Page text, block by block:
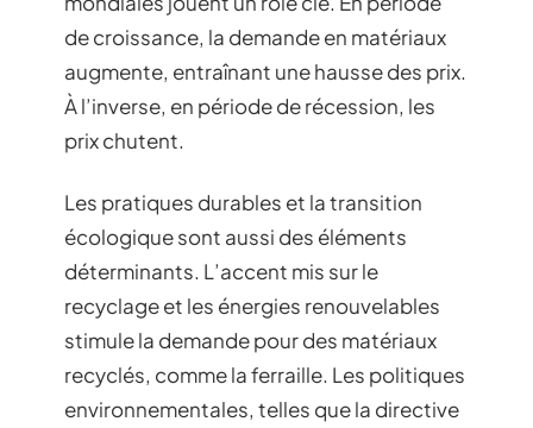
de croissance, la demande en matériaux
augmente, entraînant une hausse des prix.
À l’inverse, en période de récession, les
prix chutent.
Les pratiques durables et la transition
écologique sont aussi des éléments
déterminants. L’accent mis sur le
recyclage et les énergies renouvelables
stimule la demande pour des matériaux
recyclés, comme la ferraille. Les politiques
environnementales, telles que la directive